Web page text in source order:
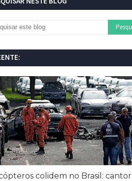
colidem no Brasil: cantor